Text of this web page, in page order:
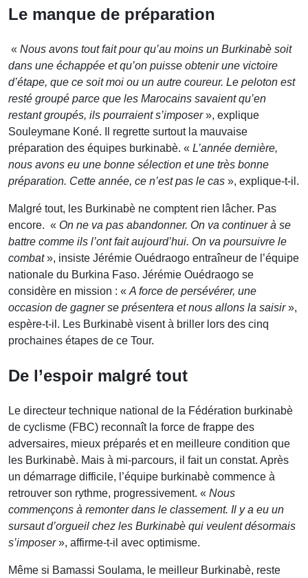
Le manque de préparation
« Nous avons tout fait pour qu’au moins un Burkinabè soit
dans une échappée et qu’on puisse obtenir une victoire
d’étape, que ce soit moi ou un autre coureur. Le peloton est
resté groupé parce que les Marocains savaient qu’en
restant groupés, ils pourraient s’imposer», explique
Souleymane Koné. Il regrette surtout la mauvaise
préparation des équipes burkinabè. « L’année dernière,
nous avons eu une bonne sélection et une très bonne
préparation. Cette année, ce n’est pas le cas », explique-t-il.
Malgré tout, les Burkinabè ne comptent rien lâcher. Pas
encore. « On ne va pas abandonner. On va continuer à se
battre comme ils l’ont fait aujourd’hui. On va poursuivre le
combat», insiste Jérémie Ouédraogo entraîneur de l’équipe
nationale du Burkina Faso. Jérémie Ouédraogo se
considère en mission : «A force de persévérer, une
occasion de gagner se présentera et nous allons la saisir»,
espère-t-il. Les Burkinabè visent à briller lors des cinq
prochaines étapes de ce Tour.
De l’espoir malgré tout
Le directeur technique national de la Fédération burkinabè
de cyclisme (FBC) reconnaît la force de frappe des
adversaires, mieux préparés et en meilleure condition que
les Burkinabè. Mais à mi-parcours, il fait un constat. Après
un démarrage difficile, l’équipe burkinabè commence à
retrouver son rythme, progressivement. « Nous
commençons à remonter dans le classement. Il y a eu un
sursaut d’orgueil chez les Burkinabè qui veulent désormais
s’imposer», affirme-t-il avec optimisme.
Même si Bamassi Soulama, le meilleur Burkinabè, reste